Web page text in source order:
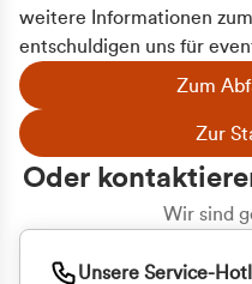
weitere Informationen
entschuldigen uns für
Zum
Zur
Oder
Wir sind
Unsere Service-